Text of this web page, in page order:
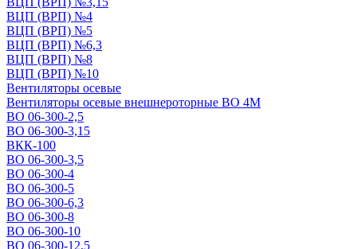
ВЦП (ВРП) №4
ВЦП (ВРП) №5
ВЦП (ВРП) №6,3
ВЦП (ВРП) №8
ВЦП (ВРП) №10
Вентиляторы осевые
Вентиляторы осевые внешнероторные ВО 4М
ВО 06-300-2,5
ВО 06-300-3,15
ВКК-100
ВО 06-300-3,5
ВО 06-300-4
ВО 06-300-5
ВО 06-300-6,3
ВО 06-300-8
ВО 06-300-10
ВО 06-300-12,5